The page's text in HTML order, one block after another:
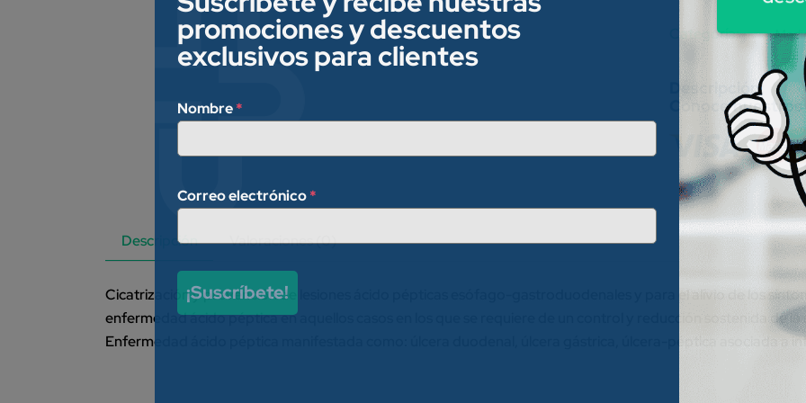
Category:
Conoce
Descripción Valoraciones (0)
Cicatrización y prevención de lesiones ácido pépticas esófago-gastroduodenales y para el alivio de los
enfermedad ácido péptica en aquellos casos en los que se requiere de un control y reducción sostenida de
Enfermedad ácido péptica manifestada como: úlcera duodenal, úlcera gástrica, úlcera-péptica asociada a
promociones y descuentos
exclusivos para clientes
Nombre*
Correo electrónico*
¡Suscríbete!